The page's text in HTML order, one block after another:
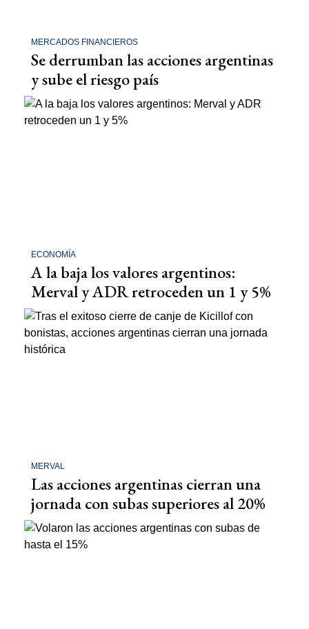
MERCADOS FINANCIEROS
Se derrumban las acciones argentinas
y sube el riesgo país
ECONOMÍA
A la baja los valores argentinos:
Merval y ADR retroceden un 1 y 5%
MERVAL
Las acciones argentinas cierran una
jornada con subas superiores al 20%